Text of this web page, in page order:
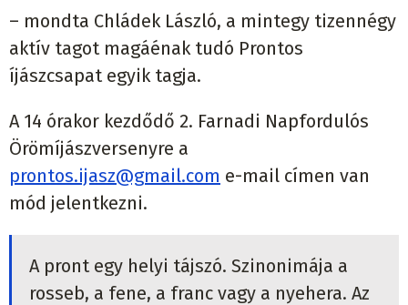
– mondta Chládek László, a mintegy tizennégy
aktív tagot magáénak tudó Prontos
íjászcsapat egyik tagja.
A 14 órakor kezdődő 2. Farnadi Napfordulós
Örömíjászversenyre a
prontos.ijasz@gmail.com e-mail címen van
mód jelentkezni.
A pront egy helyi tájszó. Szinonimája a
rosseb, a fene, a franc vagy a nyehera. Az